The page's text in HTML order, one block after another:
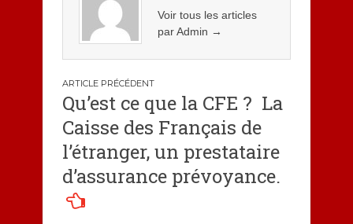
Voir tous les articles
par Admin →
Navigation
de
l’article
Qu’est ce que la CFE ? La
Caisse des Français de
l’étranger, un prestataire
d’assurance prévoyance.